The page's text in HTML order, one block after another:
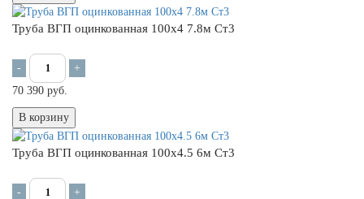
Труба ВГП оцинкованная 100х4 7.8м Ст3
-
+
70 390 руб.
В корзину
Труба ВГП оцинкованная 100x4.5 6м Ст3
-
+